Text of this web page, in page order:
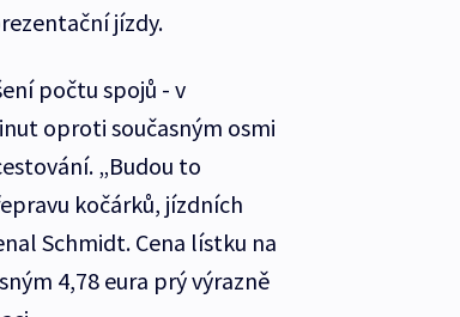
jízdy.
počtu spojů - v
oproti současným osmi
„Budou to
kočárků, jízdních
Schmidt. Cena lístku na
4,78 eura prý výrazně